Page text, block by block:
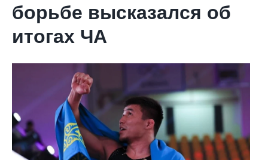
борьбе высказался об
итогах ЧА